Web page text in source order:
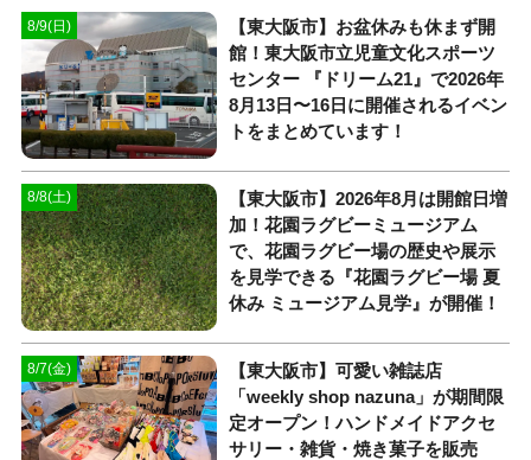
8/9(日)
【東大阪市】お盆休みも休まず開
館！東大阪市立児童文化スポーツ
センター 『ドリーム21』で2026年
8月13日〜16日に開催されるイベン
トをまとめています！
8/8(土)
【東大阪市】2026年8月は開館日増
加！花園ラグビーミュージアム
で、花園ラグビー場の歴史や展示
を見学できる『花園ラグビー場 夏
休み ミュージアム見学』が開催！
8/7(金)
【東大阪市】可愛い雑誌店
「weekly shop nazuna」が期間限
定オープン！ハンドメイドアクセ
サリー・雑貨・焼き菓子を販売